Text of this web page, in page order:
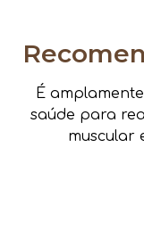
É
saúde para
muscular